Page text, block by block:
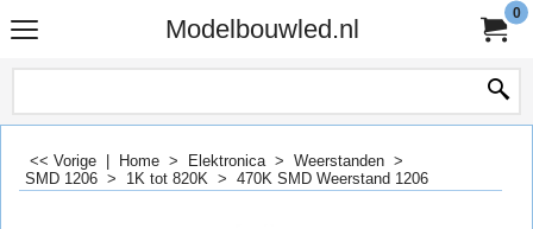
Modelbouwled.nl
0
<< Vorige Home > Elektronica> Weerstanden >
SMD 1206 > 1K tot 820K > 470K SMD Weerstand 1206